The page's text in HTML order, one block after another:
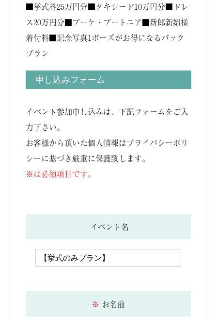
■挙式料25万円分■タキシード10万円分■ドレ
ス20万円分■ブーケ・ブートニア■新郎新婦様
着付料■記念写真1ポーズがお得になるパック
プラン
申し込みフォーム
イベント参加申し込みは、下記フォームをご入
力下さい。
お客様から頂いた個人情報はプライバシーポリ
シーに基づき厳重に保護致します。
※は必須項目です。
イベント名
※ お名前